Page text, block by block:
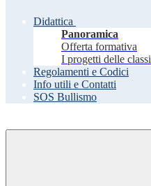
Didattica
Panoramica
Offerta formativa
I progetti delle classi
Regolamenti e Codici
Info utili e Contatti
SOS Bullismo